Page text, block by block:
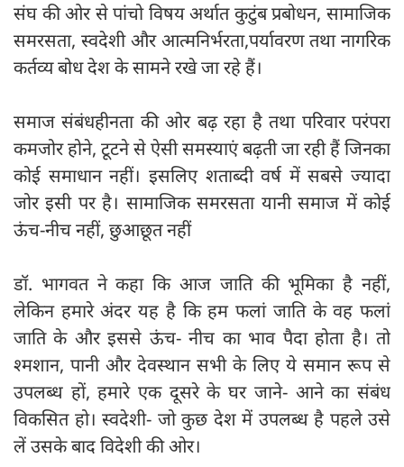
संघ की ओर से पांचो विषय अर्थात कुटुंब प्रबोधन, सामाजिक
समरसता, स्वदेशी और आत्मनिर्भरता,पर्यावरण तथा नागरिक
कर्तव्य बोध देश के सामने रखे जा रहे हैं।
समाज संबंधहीनता की ओर बढ़ रहा है तथा परिवार परंपरा
कमजोर होने, टूटने से ऐसी समस्याएं बढ़ती जा रही हैं जिनका
कोई समाधान नहीं। इसलिए शताब्दी वर्ष में सबसे ज्यादा
जोर इसी पर है। सामाजिक समरसता यानी समाज में कोई
ऊंच-नीच नहीं, छुआछूत नहीं
डॉ. भागवत ने कहा कि आज जाति की भूमिका है नहीं,
लेकिन हमारे अंदर यह है कि हम फलां जाति के वह फलां
जाति के और इससे ऊंच- नीच का भाव पैदा होता है। तो
श्मशान, पानी और देवस्थान सभी के लिए ये समान रूप से
उपलब्ध हों, हमारे एक दूसरे के घर जाने- आने का संबंध
विकसित हो। स्वदेशी- जो कुछ देश में उपलब्ध है पहले उसे
लें उसके बाद विदेशी की ओर।